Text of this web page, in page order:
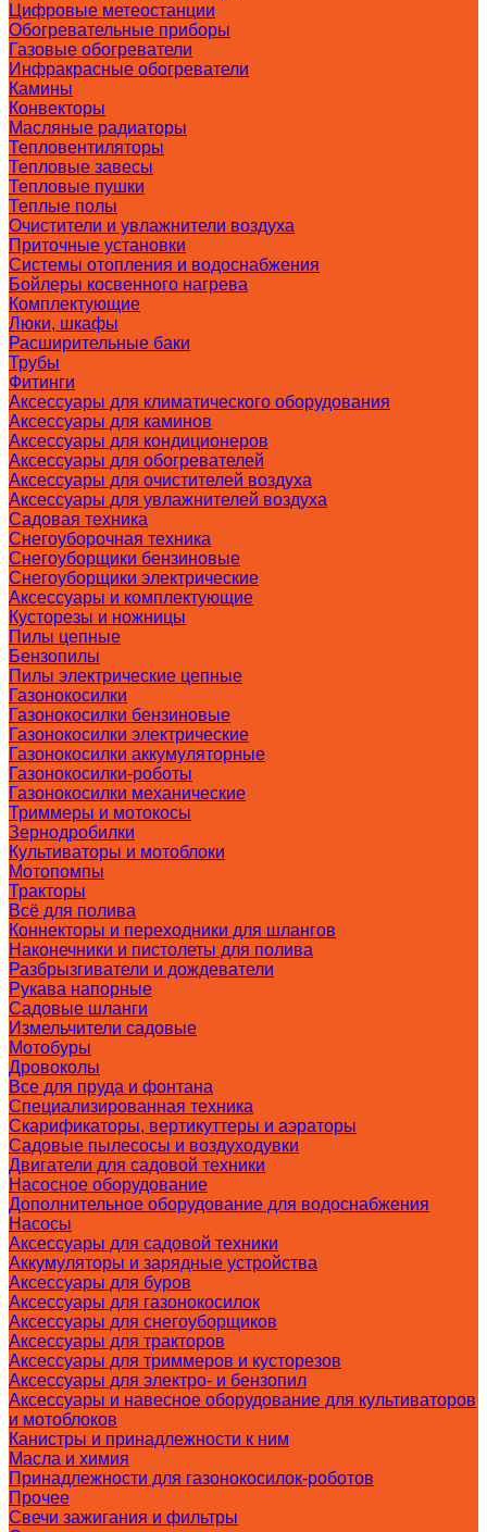
Цифровые метеостанции
Обогревательные приборы
Газовые обогреватели
Инфракрасные обогреватели
Камины
Конвекторы
Масляные радиаторы
Тепловентиляторы
Тепловые завесы
Тепловые пушки
Теплые полы
Очистители и увлажнители воздуха
Приточные установки
Системы отопления и водоснабжения
Бойлеры косвенного нагрева
Комплектующие
Люки, шкафы
Расширительные баки
Трубы
Фитинги
Аксессуары для климатического оборудования
Аксессуары для каминов
Аксессуары для кондиционеров
Аксессуары для обогревателей
Аксессуары для очистителей воздуха
Аксессуары для увлажнителей воздуха
Садовая техника
Снегоуборочная техника
Снегоуборщики бензиновые
Снегоуборщики электрические
Аксессуары и комплектующие
Кусторезы и ножницы
Пилы цепные
Бензопилы
Пилы электрические цепные
Газонокосилки
Газонокосилки бензиновые
Газонокосилки электрические
Газонокосилки аккумуляторные
Газонокосилки-роботы
Газонокосилки механические
Триммеры и мотокосы
Зернодробилки
Культиваторы и мотоблоки
Мотопомпы
Тракторы
Всё для полива
Коннекторы и переходники для шлангов
Наконечники и пистолеты для полива
Разбрызгиватели и дождеватели
Рукава напорные
Садовые шланги
Измельчители садовые
Мотобуры
Дровоколы
Все для пруда и фонтана
Специализированная техника
Скарификаторы, вертикуттеры и аэраторы
Садовые пылесосы и воздуходувки
Двигатели для садовой техники
Насосное оборудование
Дополнительное оборудование для водоснабжения
Насосы
Аксессуары для садовой техники
Аккумуляторы и зарядные устройства
Аксессуары для буров
Аксессуары для газонокосилок
Аксессуары для снегоуборщиков
Аксессуары для тракторов
Аксессуары для триммеров и кусторезов
Аксессуары для электро- и бензопил
Аксессуары и навесное оборудование для культиваторов
и мотоблоков
Канистры и принадлежности к ним
Масла и химия
Принадлежности для газонокосилок-роботов
Прочее
Свечи зажигания и фильтры